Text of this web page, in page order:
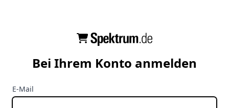
Bei Ihrem Konto anmelden
E-Mail